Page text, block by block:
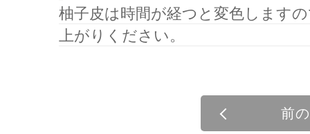
柚子皮は時間が経つと変色します
上がりください。
前